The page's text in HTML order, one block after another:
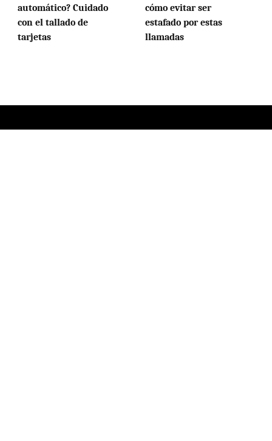
automático? Cuidado
con el tallado de
tarjetas
cómo evitar ser
estafado por estas
llamadas